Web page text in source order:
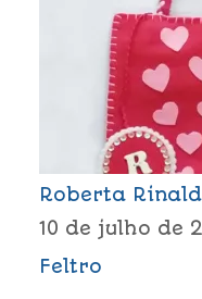
Roberta
10 de julho de
Feltro